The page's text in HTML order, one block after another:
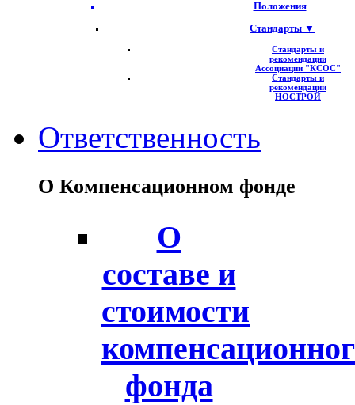
Положения
Стандарты ▼
Стандарты и
рекомендации
Ассоциации "КСОС"
Стандарты и
рекомендации
НОСТРОЙ
Ответственность
О Компенсационном фонде
О
составе и
стоимости
фонда